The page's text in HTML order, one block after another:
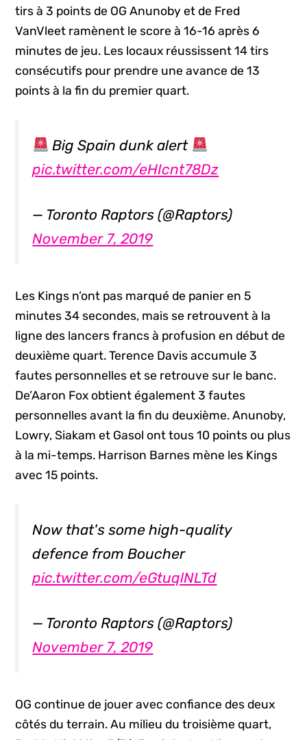
tirs à 3 points de OG Anunoby et de Fred
VanVleet ramènent le score à 16-16 après 6
minutes de jeu. Les locaux réussissent 14 tirs
consécutifs pour prendre une avance de 13
points à la fin du premier quart.
Big Spain dunk alert
pic.twitter.com/eHIcnt78Dz
— Toronto Raptors (@Raptors)
November 7, 2019
Les Kings n’ont pas marqué de panier en 5
minutes 34 secondes, mais se retrouvent à la
ligne des lancers francs à profusion en début de
deuxième quart. Terence Davis accumule 3
fautes personnelles et se retrouve sur le banc.
De’Aaron Fox obtient également 3 fautes
personnelles avant la fin du deuxième. Anunoby,
Lowry, Siakam et Gasol ont tous 10 points ou plus
à la mi-temps. Harrison Barnes mène les Kings
avec 15 points.
Now that's some high-quality
defence from Boucher
pic.twitter.com/eGtuqlNLTd
— Toronto Raptors (@Raptors)
November 7, 2019
OG continue de jouer avec confiance des deux
côtés du terrain. Au milieu du troisième quart,